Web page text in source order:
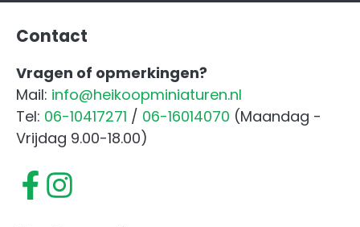
Contact
Vragen of opmerkingen?
Mail: info@heikoopminiaturen.nl
Tel: 06-10417271 / 06-16014070 (Maandag -
Vrijdag 9.00-18.00)